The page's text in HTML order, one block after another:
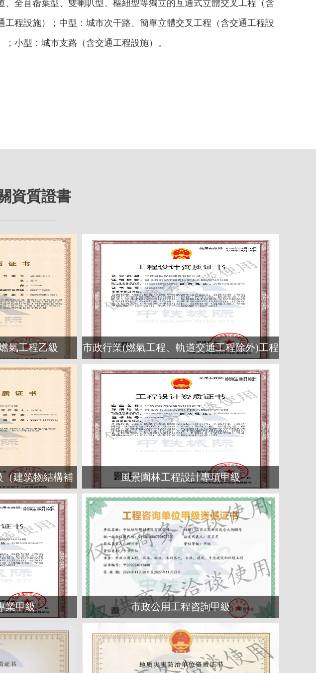
、全苜蓿葉型、雙喇叭型、樞紐型等獨立的互通式立體交叉工程（含
工程設施）；中型：城市次干路、簡單立體交叉工程（含交通工程設
；小型：城市支路（含交通工程設施）。
資質證書
氣工程乙級 市政行業(燃氣工程、軌道交通工程除外)工程
設計甲級
建筑物結構補 風景園林工程設計專項甲級
業甲級 市政公用工程咨詢甲級